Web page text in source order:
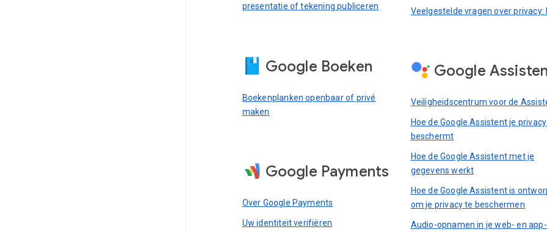
presentatie of tekening publiceren
Google Boeken
Boekenplanken openbaar of privé
maken
Google Payments
Over Google Payments
Uw identiteit verifiëren
Veelgestelde vragen over privacy:
Google
Veiligheidscentrum voor de
Hoe de Google Assistent je privacy
beschermt
Hoe de Google Assistent met je
gegevens werkt
Hoe de Google Assistent is
om je privacy te beschermen
Audio-opnamen in je web- en app-